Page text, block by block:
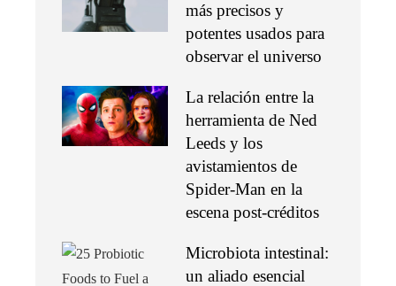
más precisos y
potentes usados para
observar el universo
La relación entre la
herramienta de Ned
Leeds y los
avistamientos de
Spider-Man en la
escena post-créditos
Microbiota intestinal:
un aliado esencial